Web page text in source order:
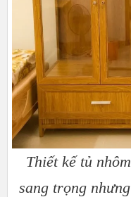
Thiết kế tủ
sang trọng